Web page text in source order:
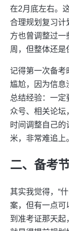
在2月底左右。
合理规划复习计
方也曾调整过一
周，但整体还是
记得第一次备考
尴尬，因为信息
总结经验：一定
众号、相关论坛
时间调整自己
米，非常难追上
二、备考
其实我觉得，“
案，但有一点
到准考证那天起